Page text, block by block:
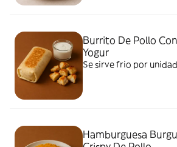
Burrito De Pollo Con
Yogur
Se sirve frio por
Hamburguesa